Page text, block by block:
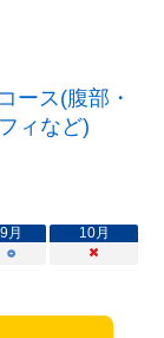
ース(腹部・
ィなど)
9月 10月
○ ×